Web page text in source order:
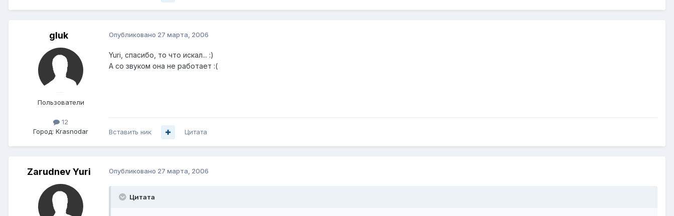
gluk
Пользователи
12
Город: Krasnodar
Опубликовано 27 марта, 2006
Yuri, спасибо, то что искал... :)
А со звуком она не работает :(
Вставить ник Цитата
Zarudnev Yuri Опубликовано 27 марта, 2006
Цитата